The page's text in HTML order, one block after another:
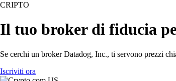
CRIPTO
Il tuo broker di fiducia
Se cerchi un broker Datadog, Inc., ti servono prezzi
Iscriviti ora